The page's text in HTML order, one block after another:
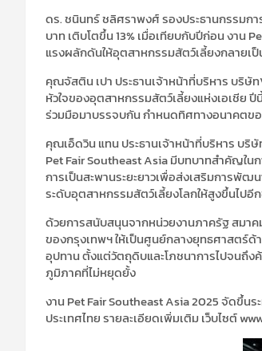
ดร. ชนินทร์ ชลิศราพงศ์ รองประธานกรรมกา
บาท เติบโตขึ้น13%เมื่อเทียบกับปีก่อน งาน
แรงผลักดันให้อุตสาหกรรมสัตว์เลี้ยงกลายเ
คุณจัสติน เปา ประธานเจ้าหน้าที่บริหาร บริษัท
หัวใจของอุตสาหกรรมสัตว์เลี้ยงแห่งเอเชีย ปี
ร่วมมือมาบรรจบกัน กำหนดทิศทางอนาคตข
คุณเอ็ดวิน แทน ประธานเจ้าหน้าที่บริหาร บริษั
Pet Fair Southeast Asiaมีบทบาทสำคัญในก
การเป็นสะพานระยะยาวเพื่อส่งเสริมการพั
ระดับอุตสาหกรรมสัตว์เลี้ยงโลกให้สูงขึ้นไปอี
ด้วยการสนับสนุนจากหน่วยงานภาครัฐ สมา
ของกรุงเทพฯ ให้เป็นศูนย์กลางยุทธศาสตร์ด้
อุปทาน ตั้งแต่วัตถุดิบและโภชนาการไปจนถึง
ภูมิภาคที่ไม่หยุดยั้ง
งาน Pet Fair Southeast Asia 2025จัดขึ้นร
ประเทศไทย รายละเอียดเพิ่มเติม เว็บไซต์